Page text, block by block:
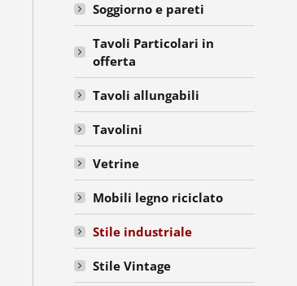
Soggiorno e pareti
Tavoli Particolari in
offerta
Tavoli allungabili
Tavolini
Vetrine
Mobili legno riciclato
Stile industriale
Stile Vintage